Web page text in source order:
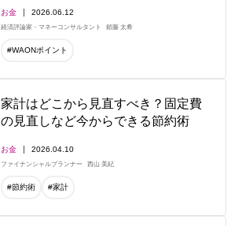
お金 2026.06.12
経済評論家・マネーコンサルタント 頼藤 太希
#WAONポイント
家計はどこから見直すべき？固定費
の見直しなど今からできる節約術
お金 2026.04.10
ファイナンシャルプランナー 西山 美紀
#節約術 #家計